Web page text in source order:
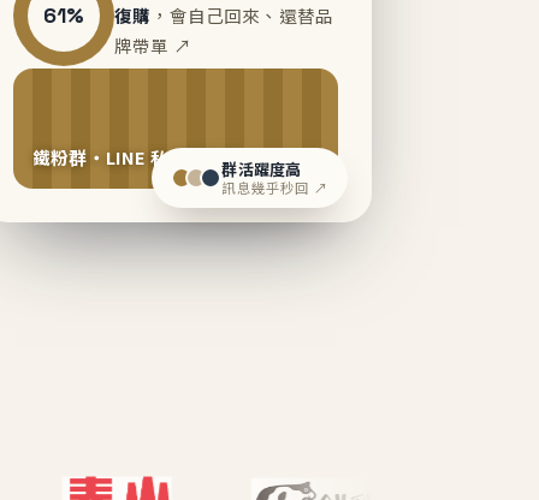
61%
復購 ，會自己回來、還替品
牌帶單 ↗
鐵粉群・LINE 私域運營中群活躍度高
訊息幾乎秒回 ↗